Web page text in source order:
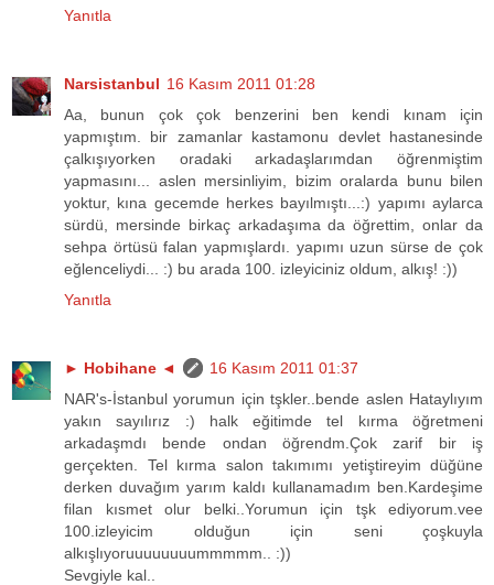
Yanıtla
Narsistanbul 16 Kasım 2011 01:28
Aa, bunun çok çok benzerini ben kendi kınam için
yapmıştım. bir zamanlar kastamonu devlet hastanesinde
çalkışıyorken oradaki arkadaşlarımdan öğrenmiştim
yapmasını... aslen mersinliyim, bizim oralarda bunu bilen
yoktur, kına gecemde herkes bayılmıştı...:) yapımı aylarca
sürdü, mersinde birkaç arkadaşıma da öğrettim, onlar da
sehpa örtüsü falan yapmışlardı. yapımı uzun sürse de çok
eğlenceliydi... :) bu arada 100. izleyiciniz oldum, alkış! :))
Yanıtla
► Hobihane ◄
16 Kasım 2011 01:37
NAR's-İstanbul yorumun için tşkler..bende aslen Hataylıyım
yakın sayılırız :) halk eğitimde tel kırma öğretmeni
arkadaşmdı bende ondan öğrendm.Çok zarif bir iş
gerçekten. Tel kırma salon takımımı yetiştireyim düğüne
derken duvağım yarım kaldı kullanamadım ben.Kardeşime
filan kısmet olur belki..Yorumun için tşk ediyorum.vee
100.izleyicim olduğun için seni çoşkuyla
alkışlıyoruuuuuuuummmmm.. :))
Sevgiyle kal..